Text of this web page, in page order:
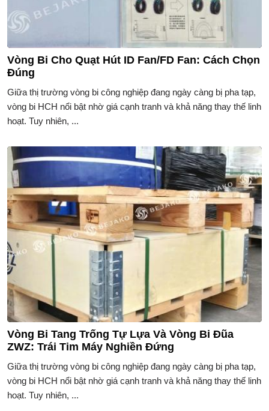
Vòng Bi Cho Quạt Hút ID Fan/FD Fan: Cách Chọn
Đúng
Giữa thị trường vòng bi công nghiệp đang ngày càng bị pha tạp,
vòng bi HCH nổi bật nhờ giá cạnh tranh và khả năng thay thế linh
hoạt. Tuy nhiên, ...
Vòng Bi Tang Trống Tự Lựa Và Vòng Bi Đũa
ZWZ: Trái Tim Máy Nghiền Đứng
Giữa thị trường vòng bi công nghiệp đang ngày càng bị pha tạp,
vòng bi HCH nổi bật nhờ giá cạnh tranh và khả năng thay thế linh
hoạt. Tuy nhiên, ...